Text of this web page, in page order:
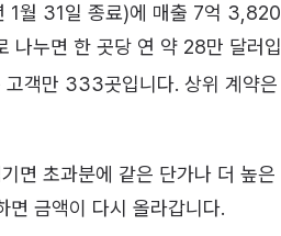
1월 31일 종료)에 매출 7억 3,820
나누면 한 곳당 연 약 28만 달러입
객만 333곳입니다. 상위 계약은
면 초과분에 같은 단가나 더 높은
면 금액이 다시 올라갑니다.